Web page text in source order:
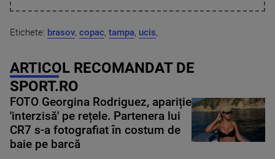
Etichete: brasov, copac, tampa, ucis,
ARTICOL RECOMANDAT DE
SPORT.RO
FOTO Georgina Rodriguez, apariție
'interzisă' pe rețele. Partenera lui
CR7 s-a fotografiat în costum de
baie pe barcă